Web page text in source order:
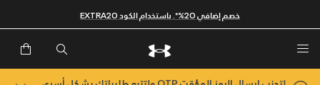
خصم إضافي 20%*. باستخدام الكود EXTRA20
لتجنب إرسال الرمز المؤقت OTP ولتتبع طلبياتك بشكل أسرع،